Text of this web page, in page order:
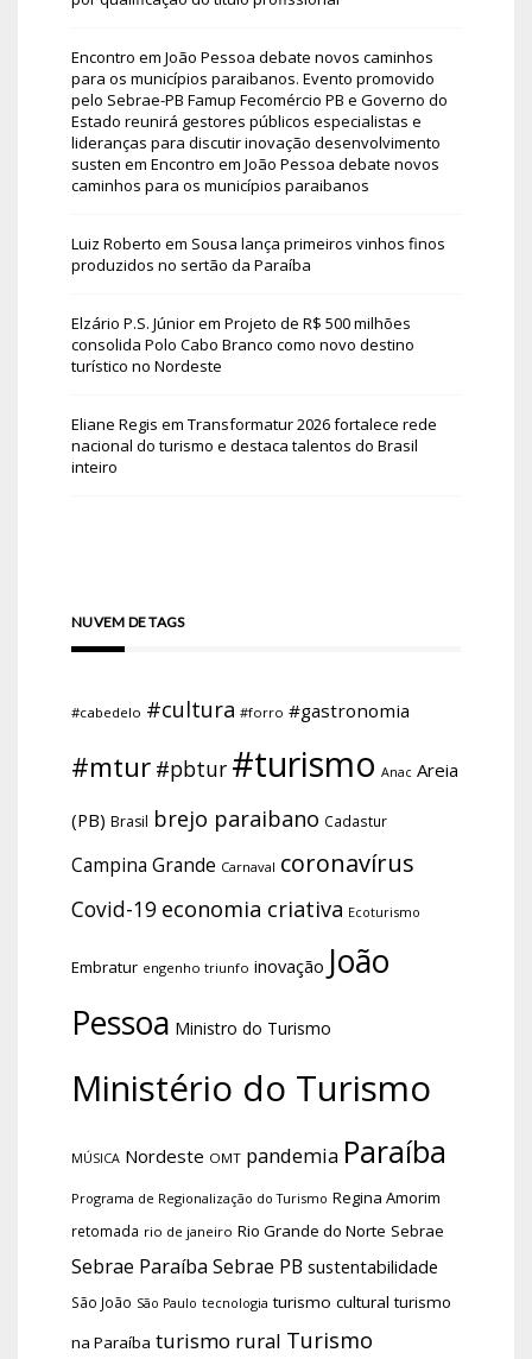
Encontro em João Pessoa debate novos caminhos
para os municípios paraibanos. Evento promovido
pelo Sebrae-PB Famup Fecomércio PB e Governo do
Estado reunirá gestores públicos especialistas e
lideranças para discutir inovação desenvolvimento
susten em Encontro em João Pessoa debate novos
caminhos para os municípios paraibanos
Luiz Roberto em Sousa lança primeiros vinhos finos
produzidos no sertão da Paraíba
Elzário P.S. Júniorem Projeto de R$ 500 milhões
consolida Polo Cabo Branco como novo destino
turístico no Nordeste
Eliane Regis em Transformatur 2026 fortalece rede
nacional do turismo e destaca talentos do Brasil
inteiro
NUVEM DE TAGS
#cabedelo #cultura #forro #gastronomia
#mtur #pbtur #turismo Anac Areia
(PB) Brasil brejo paraibano Cadastur
Campina Grande Carnaval coronavírus
Covid-19 economia criativa Ecoturismo
Embratur engenho triunfo inovação João
Pessoa Ministro do Turismo
Ministério do Turismo
MÚSICA Nordeste OMT pandemia Paraíba
Programa de Regionalização do Turismo Regina Amorim
retomada rio de janeiro Rio Grande do Norte Sebrae
Sebrae Paraíba Sebrae PB sustentabilidade
São João São Paulo tecnologia turismo cultural turismo
na Paraíba turismo rural Turismo